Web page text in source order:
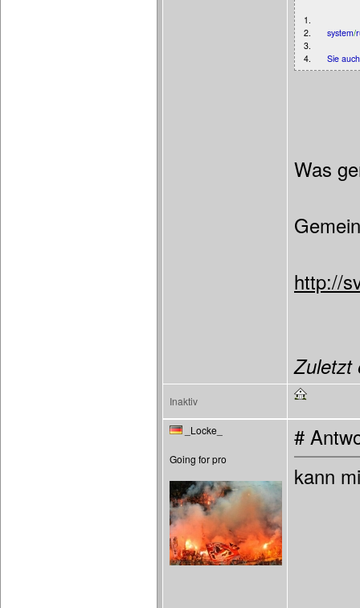
1.
2.
3.
4.
system/
Sie
Was
http://
Zuletzt
Inaktiv
_Locke_
Going for pro
#
kann